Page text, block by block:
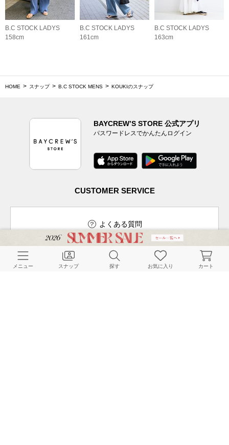
B.C STOCK LADYS
158cm
B.C STOCK LADYS
161cm
B.C STOCK LADYS
163cm
HOME スナップ B.C STOCK MENS KOUKIのスナップ
BAYCREW’S STORE 公式アプリ
パスワードレスでかんたんログイン
CUSTOMER SERVICE
よくある質問
メニュー スナップ 探す お気に入り カート